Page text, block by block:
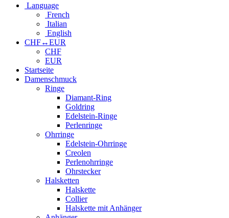
Language
French
Italian
English
CHF↔EUR
CHF
EUR
Startseite
Damenschmuck
Ringe
Diamant-Ring
Goldring
Edelstein-Ringe
Perlenringe
Ohrringe
Edelstein-Ohrringe
Creolen
Perlenohrringe
Ohrstecker
Halsketten
Halskette
Collier
Halskette mit Anhänger